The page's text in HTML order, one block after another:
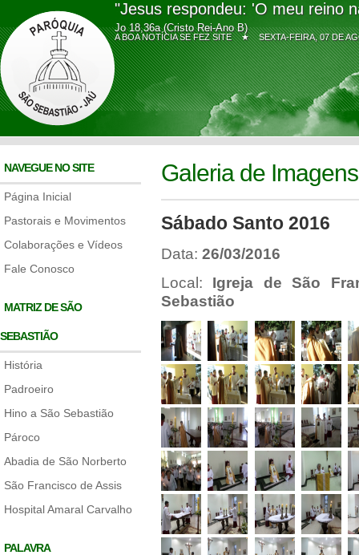
"Jesus respondeu: 'O meu reino
Jo 18,36a (Cristo Rei-Ano B)
A BOA NOTÍCIA SE FEZ SITE ★SEXTA-FEIRA, 07 DE
NAVEGUE NO SITE
Página Inicial
Pastorais e Movimentos
Colaborações e Vídeos
Fale Conosco
MATRIZ DE SÃO
SEBASTIÃO
História
Padroeiro
Hino a São Sebastião
Pároco
Abadia de São Norberto
São Francisco de Assis
Hospital Amaral Carvalho
PALAVRA
Galeria de Imagens
Sábado Santo 2016
Data: 26/03/2016
Local: Igreja de São
Sebastião